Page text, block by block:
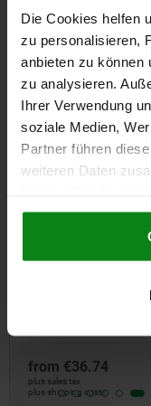
Die Cookies helfen
zu personalisieren,
anbieten zu können
zu analysieren.
Ihrer Verwendung
soziale Medien,
Partner führen
weiteren Daten
gesammelt haben.
Other
05912
Toggle clamps
from €36.74
plus sales tax
plus shipping costs